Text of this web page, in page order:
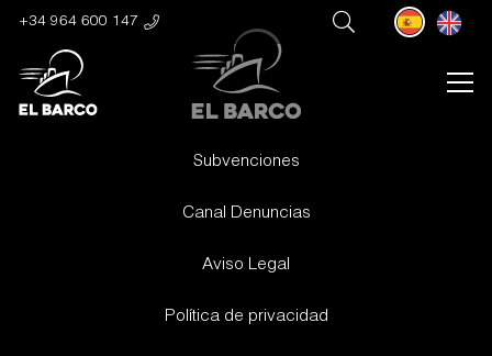
+34 964 600 147
Subvenciones
Canal Denuncias
Aviso Legal
Política de privacidad